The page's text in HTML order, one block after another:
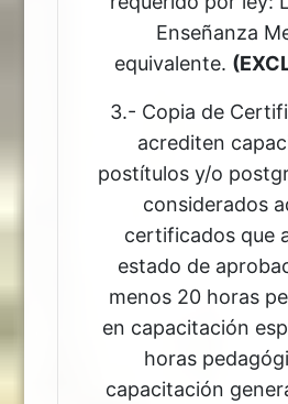
Enseñanza
equivalente.
3.- Copia de
acrediten
postítulos y/o
considerados
certificados que
estado de
menos 20 horas
en capacitación
horas
capacitación